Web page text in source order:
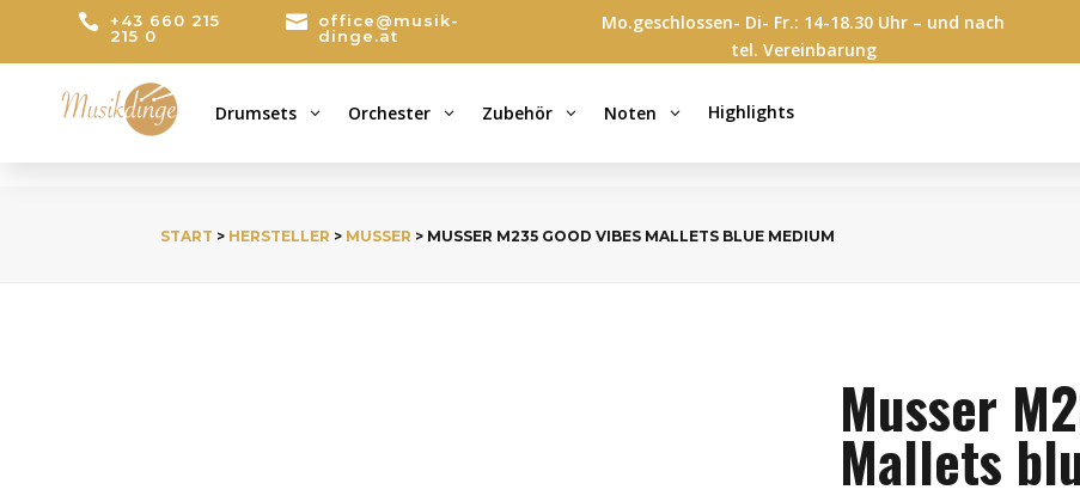
 +43 660 215
215 0

office@musik-
dinge.at
Mo.geschlossen- Di- Fr.: 14-18.30 Uhr – und nach
tel. Vereinbarung
Drumsets 3 Orchester 3 Zubehör 3 Noten 3 Highlights
START > HERSTELLER > MUSSER > MUSSER M235 GOOD VIBES MALLETS BLUE MEDIUM
Musser
Mallets